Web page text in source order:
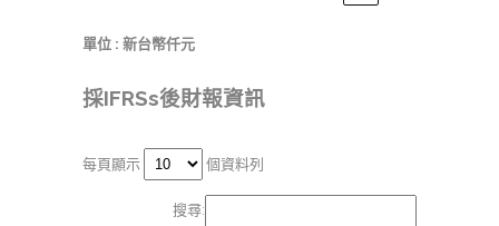
單位 : 新台幣仟元
採IFRSs後財報資訊
每頁顯示 個資料列
搜尋: